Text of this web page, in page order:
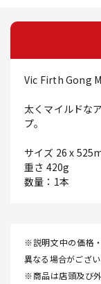
Vic Firth Gong
太くマイルドな
プ。
サイズ 26 x
重さ 420g
数量：1本
※説明文中の価格
異なる場合がござい
※商品は店頭及び